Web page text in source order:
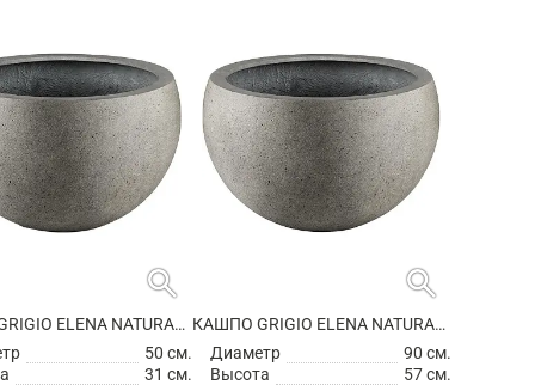
search
КАШПО GRIGIO ELENA NATURAL CONCRETE
50 см.
31 см.
search
КАШПО GRIGIO ELENA NATURAL CONCRETE
Диаметр
90 см.
Высота
57 см.